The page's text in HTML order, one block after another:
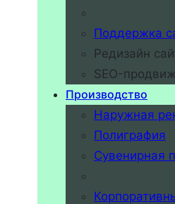
Поддержка
Редизайн
SEO-
Производство
Наружная
Полиграфия
Сувенирная